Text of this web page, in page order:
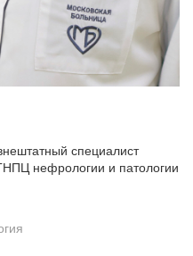
специалист
нефрологии и патологии